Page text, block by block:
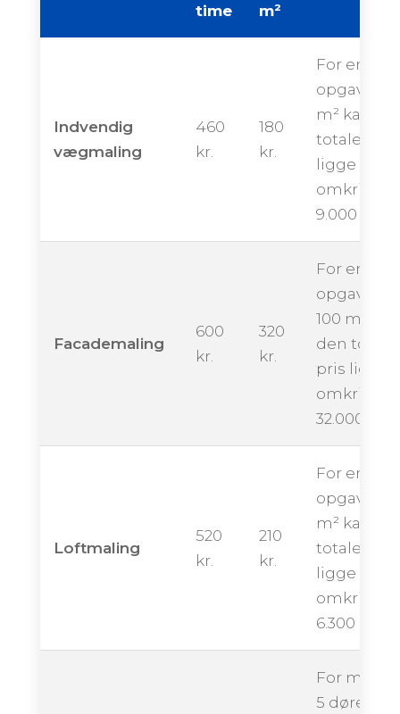
time
m²
Indvendig
vægmaling
460
kr.
180
kr.
For en
opgave på
m² kan
totale pris
ligge
omkring
9.000
Facademaling
600
kr.
320
kr.
For en
opgave på
100 m² kan
den totale
pris ligge
omkring
32.000
Loftmaling
520
kr.
210
kr.
For en
opgave på
m² kan
totale pris
ligge
omkring
6.300
For
5 døre kan